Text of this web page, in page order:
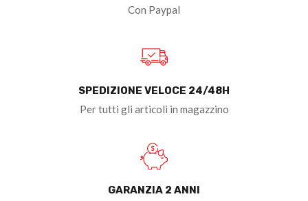
Con Paypal
SPEDIZIONE VELOCE 24/48H
Per tutti gli articoli in magazzino
GARANZIA 2 ANNI